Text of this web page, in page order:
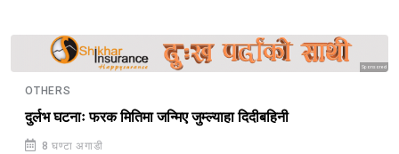
Sponsored
OTHERS
दुर्लभ घटनाः फरक मितिमा जन्मिए जुम्ल्याहा दिदीबहिनी
8 घण्टा अगाडी